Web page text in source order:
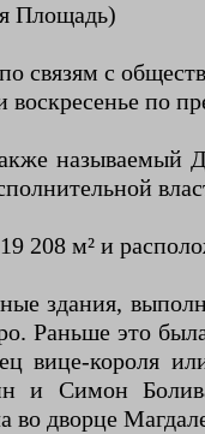
Площадь)
связям с
по
208 м² и
здания,
Раньше это
вице-короля
и Симон
во дворце